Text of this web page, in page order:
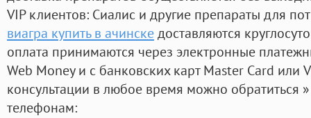
VIP клиентов: Сиалис и другие препараты для
виагра купить в ачинскедоставляются
оплата принимаются через электронные
Web Money и с банковских карт Master Card или
консультации в любое время можно обратиться
телефонам: